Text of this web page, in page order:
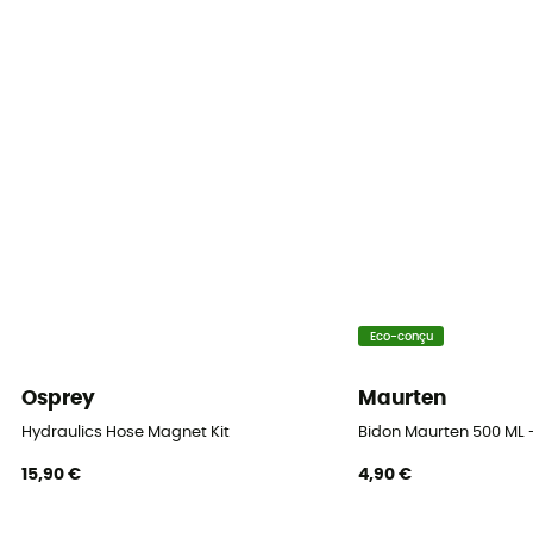
Osprey
Hydraulics Hose Magnet Kit
15,90 €
Eco-conçu
Maurten
Bidon Maurten 500 ML
4,90 €